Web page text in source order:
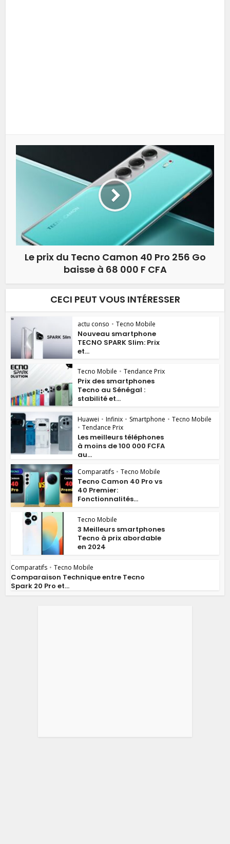
Le prix du Tecno Camon 40 Pro 256 Go
baisse à 68 000 F CFA
CECI PEUT VOUS INTÉRESSER
actu conso • Tecno Mobile
Nouveau smartphone
TECNO SPARK Slim: Prix
et...
Tecno Mobile • Tendance Prix
Prix des smartphones
Tecno au Sénégal :
stabilité et...
Huawei • Infinix • Smartphone • Tecno Mobile
• Tendance Prix
Les meilleurs téléphones
à moins de 100 000 FCFA
au...
Comparatifs • Tecno Mobile
Tecno Camon 40 Pro vs
40 Premier:
Fonctionnalités...
Tecno Mobile
3 Meilleurs smartphones
Tecno à prix abordable
en 2024
Comparatifs • Tecno Mobile
Comparaison Technique entre Tecno
Spark 20 Pro et...